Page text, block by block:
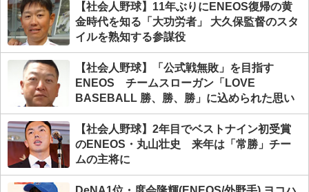
【社会人野球】11年ぶりにENEOS復帰の黄
金時代を知る「大功労者」 大久保監督のスタ
イルを熟知する参謀役
【社会人野球】「公式戦無敗」を目指す
ENEOS チームスローガン「LOVE
BASEBALL 勝、勝、勝」に込められた思い
【社会人野球】2年目でベストナイン初受賞
のENEOS・丸山壮史 来年は「常勝」チー
ムの主将に